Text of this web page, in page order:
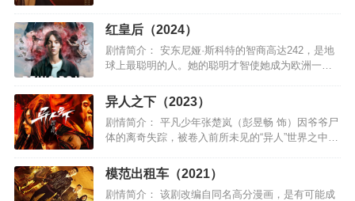
这个可爱的女儿芈月（刘楚恬 饰）也疼爱有加。然
而后宫之争阴…
红皇后（2024）
剧情简介： 安东尼娅·斯科特的智商高达242，是地
球上最聪明的人。她的聪明才智使她成为欧洲一个
成诅咒，最终她失去了一切，心灰意冷地隐世。当
一位有权有势…
异人之下（2023）
剧情简介： 平凡少年张楚岚（彭昱畅 饰）因爷爷尸
体的离奇失踪，被卷入前所未见的“异人”世界之中，
璐 饰）的突然闯入，张楚岚决心不再隐藏异能。随
着对于爷…
模范出租车（2021）
剧情简介： 该剧改编自同名高分漫画，是有可能成